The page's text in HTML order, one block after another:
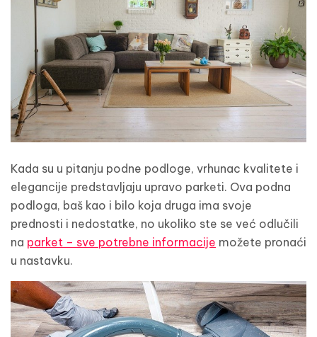
Kada su u pitanju podne podloge, vrhunac kvalitete i
elegancije predstavljaju upravo parketi. Ova podna
podloga, baš kao i bilo koja druga ima svoje
prednosti i nedostatke, no ukoliko ste se već odlučili
na parket – sve potrebne informacije možete pronaći
u nastavku.